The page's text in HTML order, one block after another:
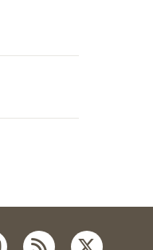
rss twitter